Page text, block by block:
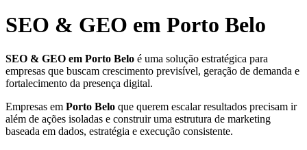
SEO & GEO em Porto Belo
SEO & GEO em Porto Belo é uma solução estratégica para
empresas que buscam crescimento previsível, geração de demanda e
fortalecimento da presença digital.
Empresas em Porto Belo que querem escalar resultados precisam ir
além de ações isoladas e construir uma estrutura de marketing
baseada em dados, estratégia e execução consistente.